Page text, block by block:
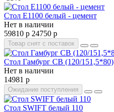
Стол E1100 белый - цемент
Нет в наличии
59810 р 24750 р
Товар снят с поставок
Стол Гамбург СВ (120/151,5*80)
Нет в наличии
14981 р
Ожидание поступления
Стол SWIFT белый 110